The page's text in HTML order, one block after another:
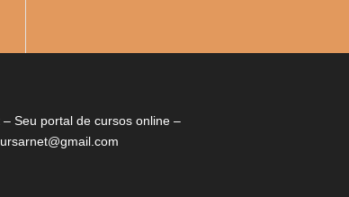
– Seu portal de cursos online –